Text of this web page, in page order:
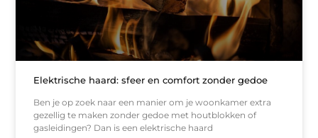
Elektrische haard: sfeer en comfort zonder gedoe
Ben je op zoek naar een manier om je woonkamer extra
gezellig te maken zonder gedoe met houtblokken of
gasleidingen? Dan is een elektrische haard